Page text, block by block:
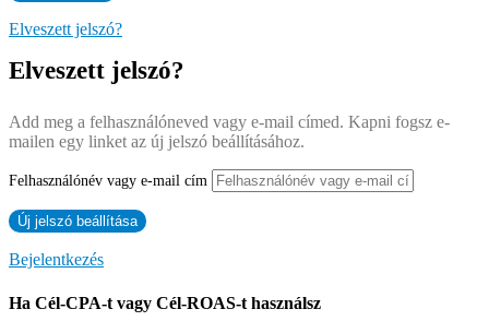
Elveszett jelszó?
Elveszett jelszó?
Add meg a felhasználóneved vagy e-mail címed. Kapni fogsz e-
mailen egy linket az új jelszó beállításához.
Felhasználónév vagy e-mail cím
Bejelentkezés
Ha Cél-CPA-t vagy Cél-ROAS-t használsz